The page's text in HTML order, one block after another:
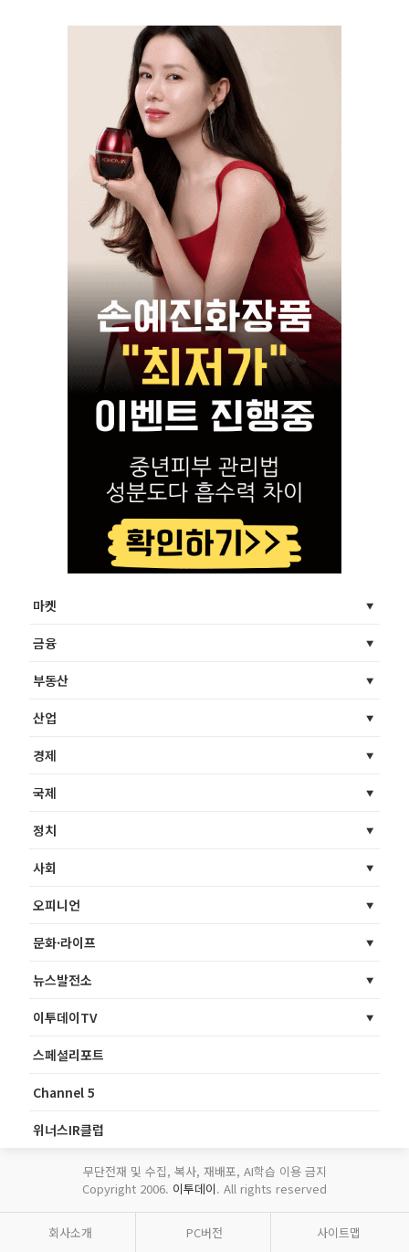
마켓
금융
부동산
산업
경제
국제
정치
사회
오피니언
문화·라이프
뉴스발전소
이투데이TV
스페셜리포트
Channel 5
위너스IR클럽
무단전재 및 수집, 복사, 재배포, AI학습 이용 금지
Copyright 2006. 이투데이. All rights reserved
회사소개 PC버전 사이트맵